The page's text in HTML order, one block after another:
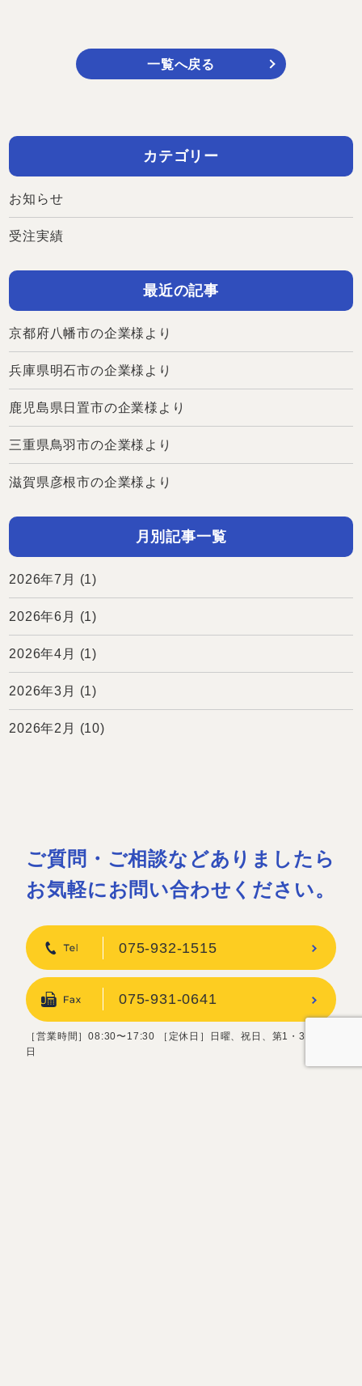
一覧へ戻る
カテゴリー
お知らせ
受注実績
最近の記事
京都府八幡市の企業様より
兵庫県明石市の企業様より
鹿児島県日置市の企業様より
三重県鳥羽市の企業様より
滋賀県彦根市の企業様より
月別記事一覧
2026年7月 (1)
2026年6月 (1)
2026年4月 (1)
2026年3月 (1)
2026年2月 (10)
ご質問・ご相談などありましたら
お気軽にお問い合わせください。
075-932-1515
075-931-0641
［営業時間］08:30〜17:30 ［定休日］日曜、祝日、第1・3土曜
日